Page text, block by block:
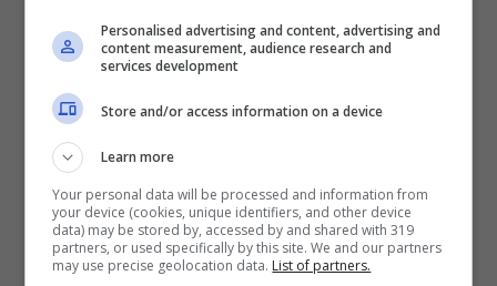
Personalised advertising and content, advertising and
content measurement, audience research and
services development
Store and/or access information on a device
Learn more
Your personal data will be processed and information from
your device (cookies, unique identifiers, and other device
data) may be stored by, accessed by and shared with 319
partners, or used specifically by this site. We and our partners
may use precise geolocation data. List of partners.